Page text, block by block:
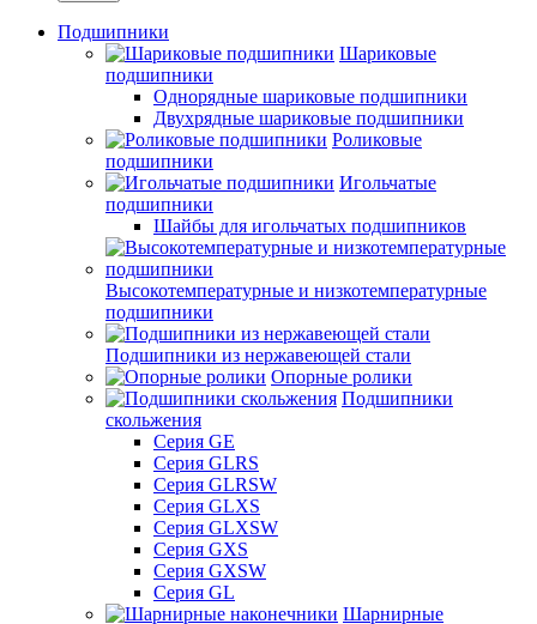
Подшипники
Шариковые
подшипники
Однорядные шариковые подшипники
Двухрядные шариковые подшипники
Роликовые
подшипники
Игольчатые
подшипники
Шайбы для игольчатых подшипников
Высокотемпературные и низкотемпературные
подшипники
Подшипники из нержавеющей стали
Опорные ролики
Подшипники
скольжения
Серия GE
Серия GLRS
Серия GLRSW
Серия GLXS
Серия GLXSW
Серия GXS
Серия GXSW
Серия GL
Шарнирные